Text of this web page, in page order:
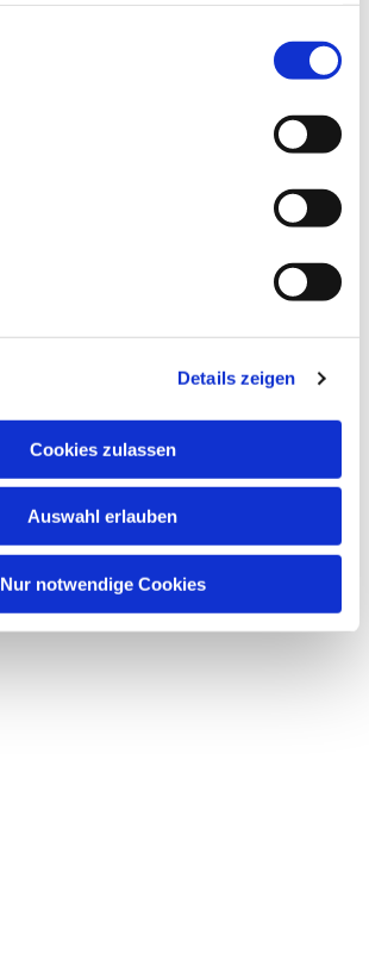
Details zeigen
Cookies zulassen
Auswahl erlauben
Nur notwendige Cookies